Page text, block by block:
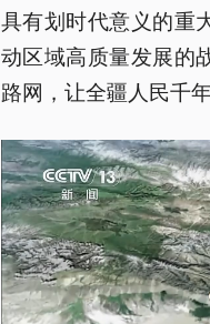
具有划时代意义的重
动区域高质量发展的
路网，让全疆人民千